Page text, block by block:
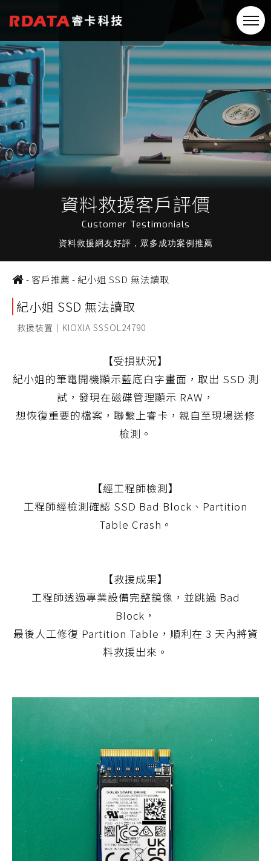
資料救援客戶評價
Customer Testimonials
資料救援網友好評，眾多成功案例推薦
-客戶推薦 - 紀小姐 SSD 無法讀取
紀小姐 SSD 無法讀取
救援裝置｜KIOXIA SSSOL24790
【受損狀況】
紀小姐的筆電開機顯示藍底白字畫面，取出 SSD 測
試，發現在磁碟管理顯示 RAW，
想恢復重要的檔案，聯繫上睿卡，親自至現場送修
檢測。
【經工程師檢測】
工程師經檢測確認 SSD Bad Block、Partition
Table Crash。
【救援成果】
工程師透過專業設備完整鏡像，並跳過 Bad
Block，
最後人工修復 Partition Table，順利在 3 天內將資
料救援出來。